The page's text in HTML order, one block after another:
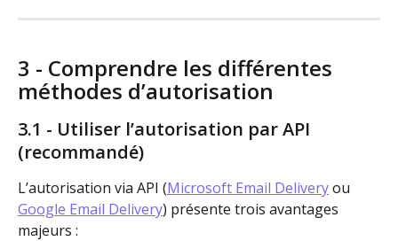
3 - Comprendre les différentes
méthodes d’autorisation
3.1 - Utiliser l’autorisation par API
(recommandé)
L’autorisation via API (Microsoft Email Delivery ou
Google Email Delivery) présente trois avantages
majeurs :